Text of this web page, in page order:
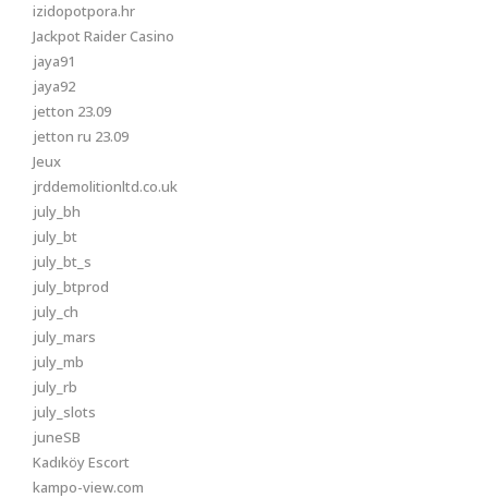
izidopotpora.hr
Jackpot Raider Casino
jaya91
jaya92
jetton 23.09
jetton ru 23.09
Jeux
jrddemolitionltd.co.uk
july_bh
july_bt
july_bt_s
july_btprod
july_ch
july_mars
july_mb
july_rb
july_slots
juneSB
Kadıköy Escort
kampo-view.com